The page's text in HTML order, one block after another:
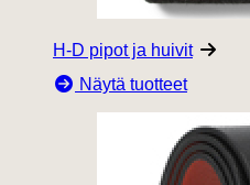
H-D pipot ja huivit
Näytä tuotteet